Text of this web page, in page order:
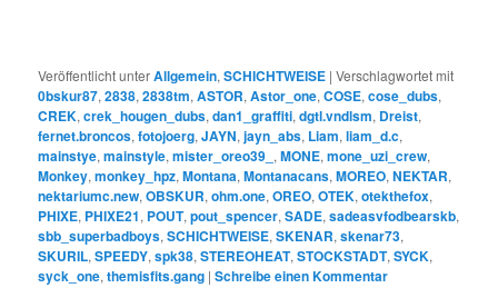
Veröffentlicht unterAllgemein,SCHICHTWEISE |Verschlagwortet mit
0bskur87,2838,2838tm,ASTOR,Astor_one,COSE,cose_dubs,
CREK,crek_hougen_dubs,dan1_graffiti,dgtl.vndlsm, Dreist,
fernet.broncos,fotojoerg,JAYN,jayn_abs, Liam,liam_d.c,
mainstye,mainstyle,mister_oreo39_ ,MONE,mone_uzi_crew,
Monkey,monkey_hpz,Montana,Montanacans,MOREO,NEKTAR,
nektariumc.new,OBSKUR,ohm.one,OREO,OTEK,otekthefox,
PHIXE, PHIXE21, POUT,pout_spencer,SADE,sadeasvfodbearskb,
sbb_superbadboys,SCHICHTWEISE,SKENAR,skenar73,
SKURIL,SPEEDY,spk38,STEREOHEAT,STOCKSTADT,SYCK,
syck_one,themisfits.gang |Schreibe einen Kommentar